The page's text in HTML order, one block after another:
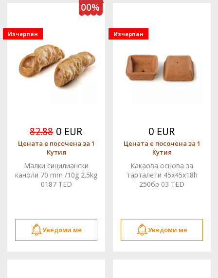
100%
Изчерпан
82.88 0 EUR
Цената е посочена за 1
Кутия
Малки сицилиански
каноли 70 mm /10g 2.5kg
0187 TED
Уведоми ме
Изчерпан
0 EUR
Цената е посочена за 1
Кутия
Какаова основа за
тарталети 45x45x18h
250бр 03 TED
Уведоми ме